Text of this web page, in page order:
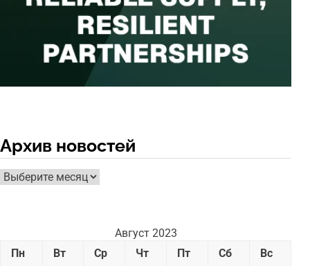
Архив новостей
Архив
новостей
Август 2023
Пн
Вт Ср Чт Пт Сб
Вс